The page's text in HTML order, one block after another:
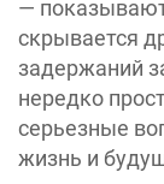
—
скрывается
задержаний
нередко
серьезные
жизнь и